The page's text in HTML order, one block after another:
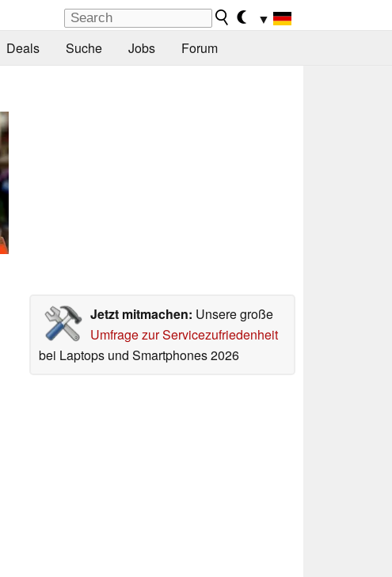
▼
Deals Suche Jobs Forum
Jetzt mitmachen: Unsere große
Umfrage zur Servicezufriedenheit
bei Laptops und Smartphones 2026